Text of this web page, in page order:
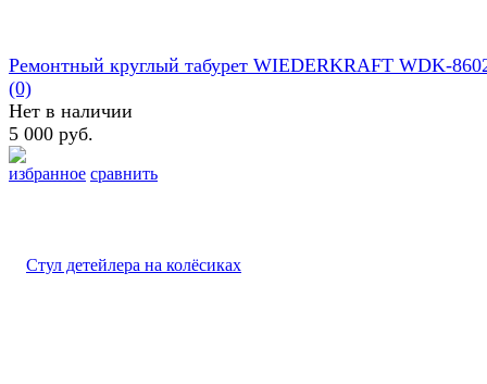
избранное сравнить
Ремонтный круглый табурет WIEDERKRAFT WDK-
(0)
Нет в наличии
5 000 руб.